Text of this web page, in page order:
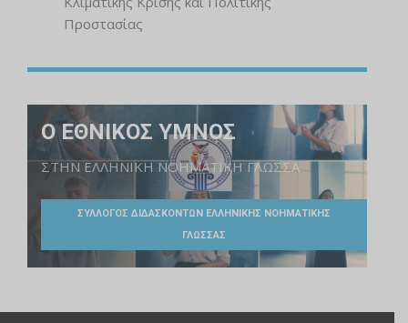
Προστασίας
Ο ΕΘΝΙΚΟΣ ΥΜΝΟΣ
ΣΤΗΝ ΕΛΛΗΝΙΚΗ ΝΟΗΜΑΤΙΚΗ ΓΛΩΣΣΑ
ΣΥΛΛΟΓΟΣ ΔΙΔΑΣΚΟΝΤΩΝ ΕΛΛΗΝΙΚΗΣ ΝΟΗΜΑΤΙΚΗΣ
ΓΛΩΣΣΑΣ